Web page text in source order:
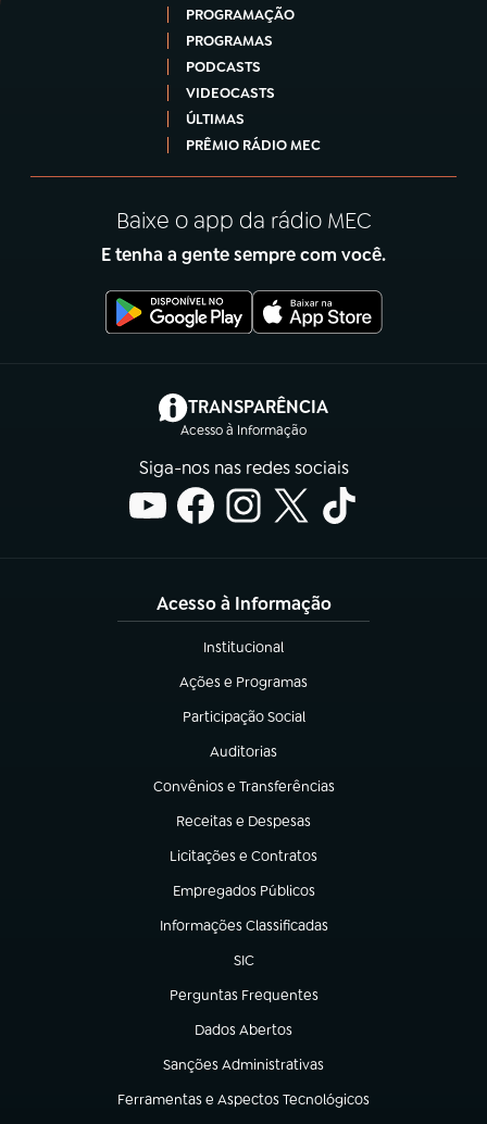
PROGRAMAÇÃO
PROGRAMAS
PODCASTS
VIDEOCASTS
ÚLTIMAS
PRÊMIO RÁDIO MEC
Baixe o app da rádio MEC
E tenha a gente sempre com você.
TRANSPARÊNCIA
Acesso à Informação
(abre em nova aba)
Siga-nos nas redes sociais
Acesso à Informação
Institucional
(abre em nova aba)
Ações e Programas
(abre em nova aba)
Participação Social
(abre em nova aba)
Auditorias
(abre em nova aba)
Convênios e Transferências
(abre em nova aba)
Receitas e Despesas
(abre em nova aba)
Licitações e Contratos
(abre em nova aba)
Empregados Públicos
(abre em nova aba)
Informações Classificadas
(abre em nova aba)
SIC
(abre em nova aba)
Perguntas Frequentes
(abre em nova aba)
Dados Abertos
(abre em nova aba)
Sanções Administrativas
(abre em nova aba)
Ferramentas e Aspectos Tecnológicos
(abre em nova aba)